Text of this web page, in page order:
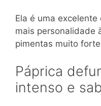
Ela é uma
mais personalidade
pimentas muito
Páprica
intenso e